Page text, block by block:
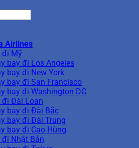
Airlines
đi Mỹ
bay đi Los Angeles
bay đi New York
bay đi San Francisco
bay đi Washington DC
đi Đài Loan
bay đi Đài Bắc
bay đi Đài Trung
bay đi Cao Hùng
Nhật Bản